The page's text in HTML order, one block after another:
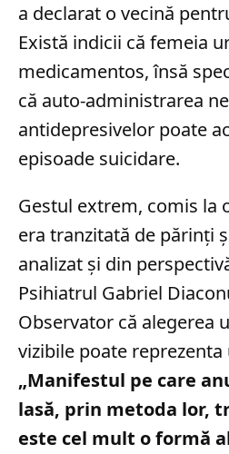
a declarat o vecină
Există indicii că femeia
medicamentos, însă
că auto-administrarea
antidepresivelor poate
episoade suicidare.
Gestul extrem, comis la
era tranzitată de părinți
analizat și din
Psihiatrul Gabriel
Observator că alegerea
vizibile poate
„Manifestul pe care
lasă, prin metoda lor,
este cel mult o formă